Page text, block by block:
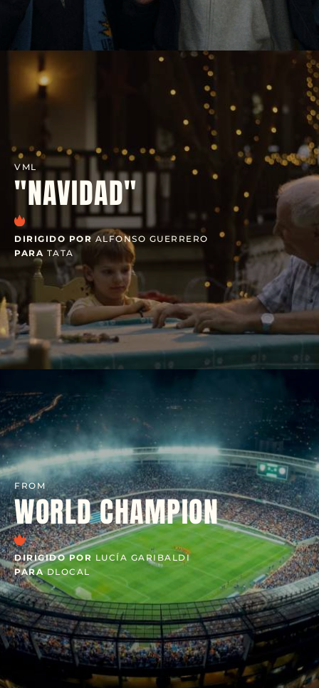
VML
"NAVIDAD"
DIRIGIDO POR ALFONSO GUERRERO
PARA TATA
FROM
WORLD CHAMPION
DIRIGIDO POR LUCÍA GARIBALDI
PARADLOCAL